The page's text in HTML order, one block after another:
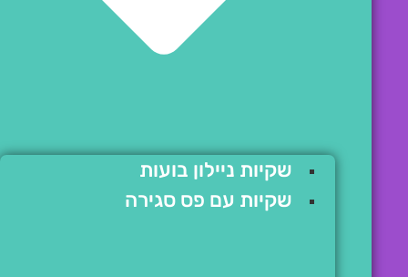
שקיות ניילון בועות
שקיות עם פס סגירה